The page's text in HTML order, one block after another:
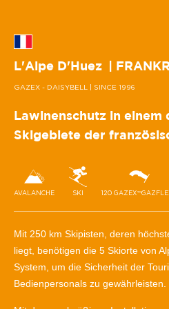
L'Alpe D'Huez |
GAZEX - DAISYBELL | SINCE 1996
Lawinenschutz in einem
Skigebiete der
AVALANCHE SKI 120
Mit 250 km Skipisten, deren
liegt, benötigen die 5 Skiorte von
System, um die Sicherheit der
Bedienpersonals zu gewährleisten.